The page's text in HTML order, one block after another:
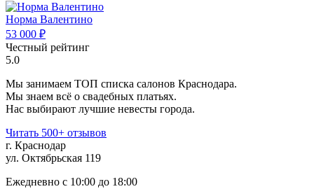
Норма Валентино
53 000 ₽
Честный рейтинг
5.0
Мы занимаем ТОП списка салонов Краснодара.
Мы знаем всё о свадебных платьях.
Нас выбирают лучшие невесты города.
Читать 500+ отзывов
г. Краснодар
ул. Октябрьская 119
Ежедневно с 10:00 до 18:00